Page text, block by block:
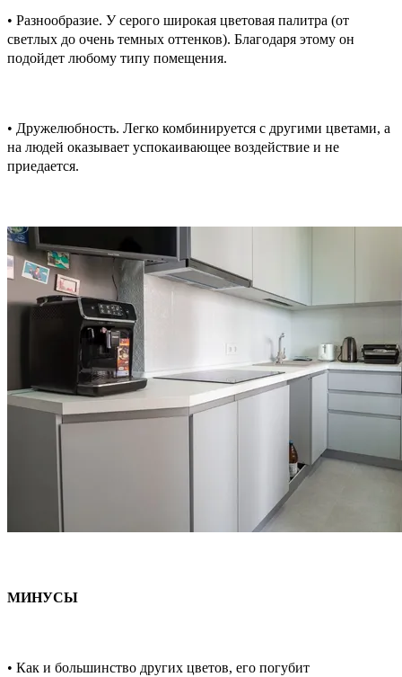
• Разнообразие. У серого широкая цветовая палитра (от
светлых до очень темных оттенков). Благодаря этому он
подойдет любому типу помещения.
• Дружелюбность. Легко комбинируется с другими цветами, а
на людей оказывает успокаивающее воздействие и не
приедается.
МИНУСЫ
• Как и большинство других цветов, его погубит